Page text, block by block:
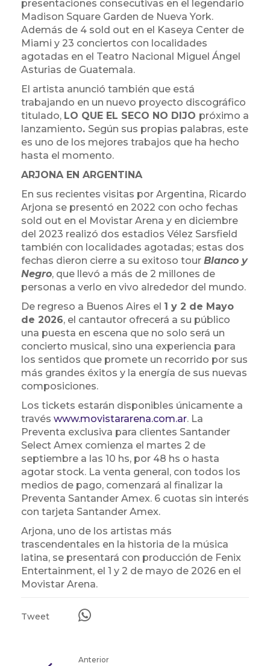
presentaciones consecutivas en el legendario
Madison Square Garden de Nueva York.
Además de 4 sold out en el Kaseya Center de
Miami y 23 conciertos con localidades
agotadas en el Teatro Nacional Miguel Ángel
Asturias de Guatemala.
El artista anunció también que está
trabajando en un nuevo proyecto discográfico
titulado, LO QUE EL SECO NO DIJO próximo a
lanzamiento. Según sus propias palabras, este
es uno de los mejores trabajos que ha hecho
hasta el momento.
ARJONA EN ARGENTINA
En sus recientes visitas por Argentina, Ricardo
Arjona se presentó en 2022 con ocho fechas
sold out en el Movistar Arena y en diciembre
del 2023 realizó dos estadios Vélez Sarsfield
también con localidades agotadas; estas dos
fechas dieron cierre a su exitoso tour Blanco y
Negro, que llevó a más de 2 millones de
personas a verlo en vivo alrededor del mundo.
De regreso a Buenos Aires el 1 y 2 de Mayo
de 2026, el cantautor ofrecerá a su público
una puesta en escena que no solo será un
concierto musical, sino una experiencia para
los sentidos que promete un recorrido por sus
más grandes éxitos y la energía de sus nuevas
composiciones.
Los tickets estarán disponibles únicamente a
través www.movistararena.com.ar. La
Preventa exclusiva para clientes Santander
Select Amex comienza el martes 2 de
septiembre a las 10 hs, por 48 hs o hasta
agotar stock. La venta general, con todos los
medios de pago, comenzará al finalizar la
Preventa Santander Amex. 6 cuotas sin interés
con tarjeta Santander Amex.
Arjona, uno de los artistas más
trascendentales en la historia de la música
latina, se presentará con producción de Fenix
Entertainment, el 1 y 2 de mayo de 2026 en el
Movistar Arena.
Tweet
Anterior